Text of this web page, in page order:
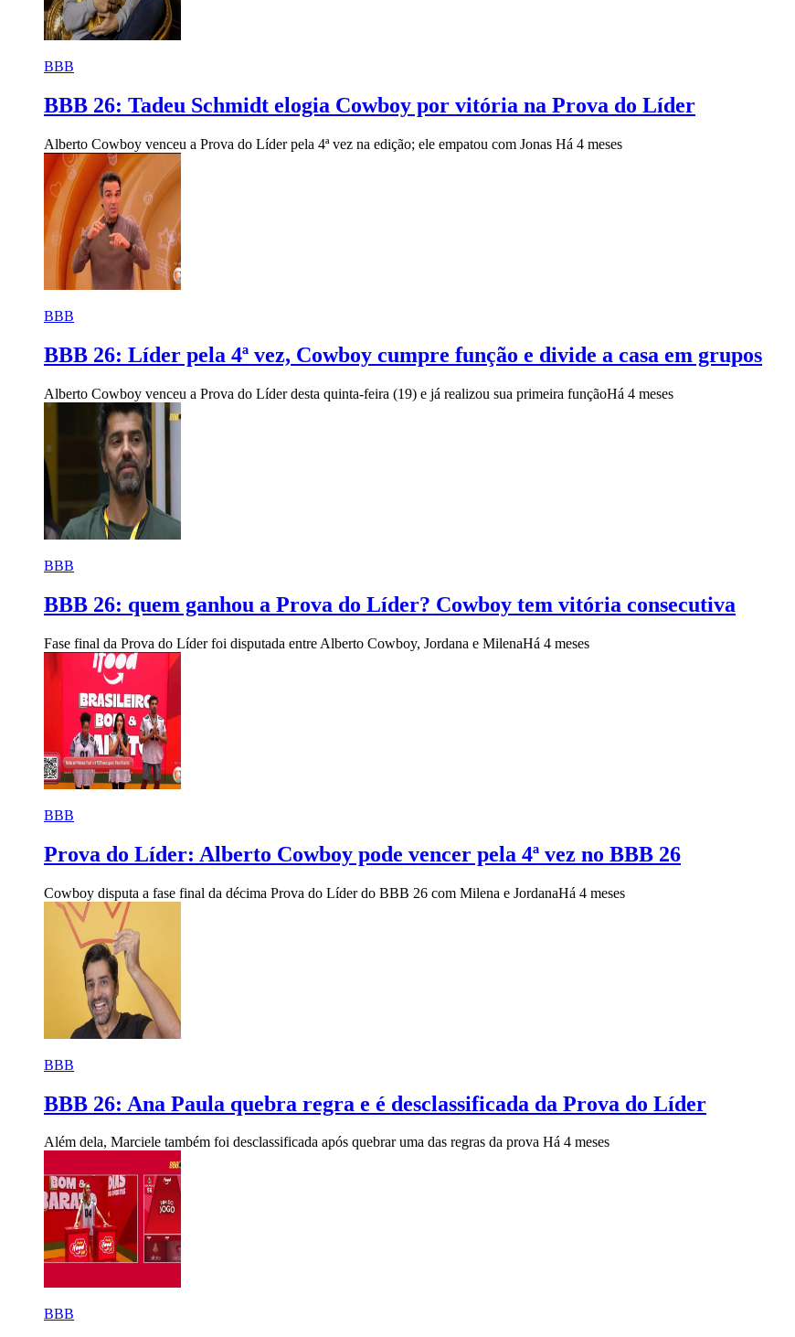
BBB
BBB 26: Tadeu Schmidt elogia Cowboy por vitória na Prova do Líder
Alberto Cowboy venceu a Prova do Líder pela 4ª vez na edição; ele empatou com Jonas Há 4 meses
BBB
BBB 26: Líder pela 4ª vez, Cowboy cumpre função e divide a casa em grupos
Alberto Cowboy venceu a Prova do Líder desta quinta-feira (19) e já realizou sua primeira funçãoHá 4 meses
BBB
BBB 26: quem ganhou a Prova do Líder? Cowboy tem vitória consecutiva
Fase final da Prova do Líder foi disputada entre Alberto Cowboy, Jordana e MilenaHá 4 meses
BBB
Prova do Líder: Alberto Cowboy pode vencer pela 4ª vez no BBB 26
Cowboy disputa a fase final da décima Prova do Líder do BBB 26 com Milena e JordanaHá 4 meses
BBB
BBB 26: Ana Paula quebra regra e é desclassificada da Prova do Líder
Além dela, Marciele também foi desclassificada após quebrar uma das regras da prova Há 4 meses
BBB